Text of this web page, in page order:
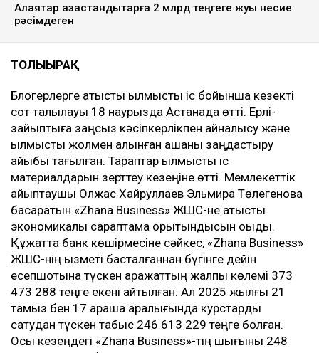
Алаяқтар қазақстандықтарға 2 млрд теңгеге жуық несие
рәсімдеген
ТОЛЫҒЫРАҚ
Блогерлерге қатысты қылмыстық іс бойынша кезекті
сот талқылауы 18 наурызда Астанада өтті. Ерлі-
зайыптыға заңсыз кәсіпкерлікпен айналысу және
қылмыстық жолмен алынған ақшаны заңдастыру
айыбы тағылған. Тараптар қылмыстық іс
материалдарын зерттеу кезеңіне өтті. Мемлекеттік
айыптаушы Олжас Хайруллаев Эльмира Төлегенова
басқаратын «Zhana Business» ЖШС-не қатысты
экономикалық сараптама қорытындысын оқыды.
Құжатта банк көшірмесіне сәйкес, «Zhana Business»
ЖШС-нің қызметі басталғаннан бүгінге дейін
есепшотына түскен қаражаттың жалпы көлемі 373
473 288 теңге екені айтылған. Ал 2025 жылғы 21
тамыз бен 17 қараша аралығында курстарды
сатудан түскен табыс 246 613 229 теңге болған.
Осы кезеңдегі «Zhana Business»-тің шығыны 248